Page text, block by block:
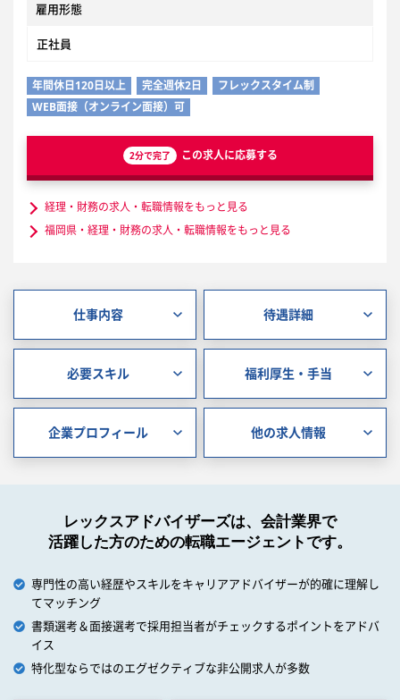
雇用形態
正社員
年間休日120日以上 完全週休2日
フレックスタイム制
WEB面接（オンライン面接）可
2分で完了 この求人に応募する
経理・財務の求人・転職情報をもっと見る
福岡県・経理・財務の求人・転職情報をもっと見る
仕事内容 待遇詳細
必要スキル 福利厚生・手当
企業プロフィール 他の求人情報
レックスアドバイザーズは、会計業界で
活躍した方のための転職エージェントです。
専門性の高い経歴やスキルをキャリアアドバイザーが的確に理解し
てマッチング
書類選考＆面接選考で採用担当者がチェックするポイントをアドバ
イス
特化型ならではのエグゼクティブな非公開求人が多数